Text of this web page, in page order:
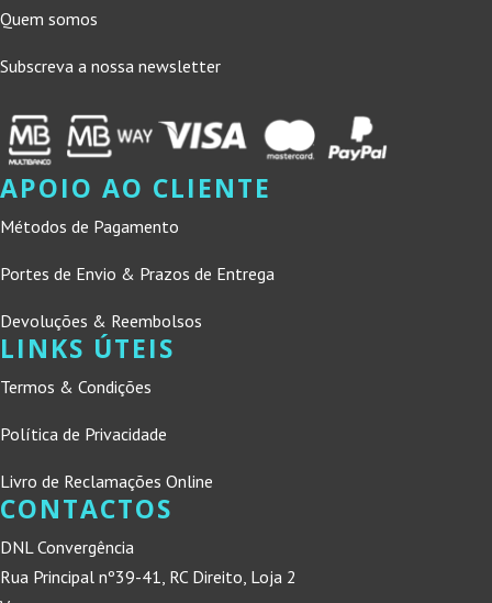
Quem somos
Subscreva a nossa newsletter
APOIO AO CLIENTE
Métodos de Pagamento
Portes de Envio & Prazos de Entrega
Devoluções & Reembolsos
LINKS ÚTEIS
Termos & Condições
Política de Privacidade
Livro de Reclamações Online
CONTACTOS
DNL Convergência
Rua Principal nº39-41, RC Direito, Loja 2